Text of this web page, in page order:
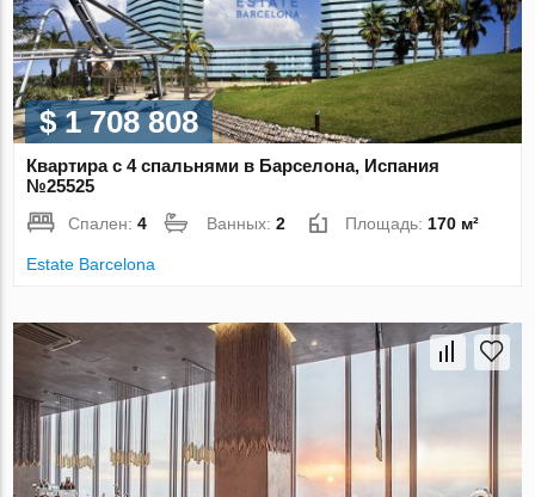
$ 1 708 808
Квартира с 4 спальнями в Барселона, Испания
№25525
Спален:4 Ванных:2 Площадь: 170 м²
Estate Barcelona